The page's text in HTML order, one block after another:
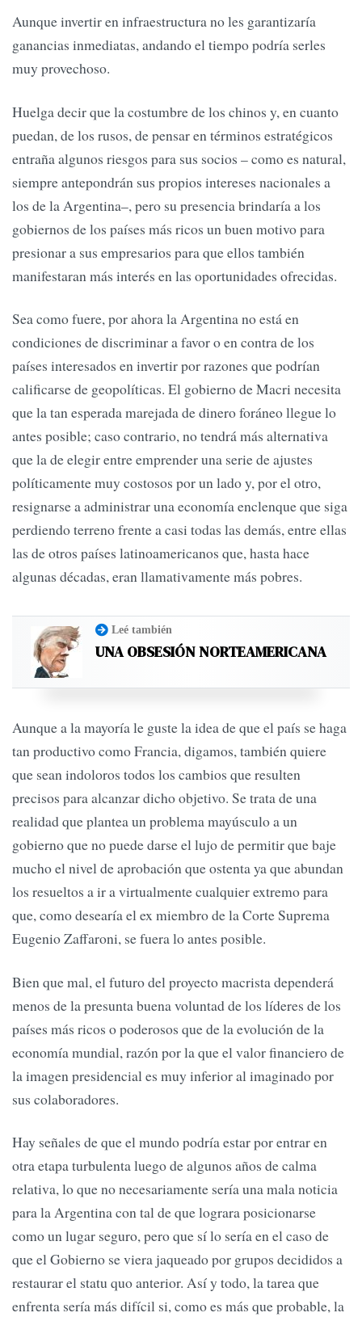
Aunque invertir en infraestructura no les garantizaría
ganancias inmediatas, andando el tiempo podría serles
muy provechoso.
Huelga decir que la costumbre de los chinos y, en cuanto
puedan, de los rusos, de pensar en términos estratégicos
entraña algunos riesgos para sus socios – como es natural,
siempre antepondrán sus propios intereses nacionales a
los de la Argentina–, pero su presencia brindaría a los
gobiernos de los países más ricos un buen motivo para
presionar a sus empresarios para que ellos también
manifestaran más interés en las oportunidades ofrecidas.
Sea como fuere, por ahora la Argentina no está en
condiciones de discriminar a favor o en contra de los
países interesados en invertir por razones que podrían
calificarse de geopolíticas. El gobierno de Macri necesita
que la tan esperada marejada de dinero foráneo llegue lo
antes posible; caso contrario, no tendrá más alternativa
que la de elegir entre emprender una serie de ajustes
políticamente muy costosos por un lado y, por el otro,
resignarse a administrar una economía enclenque que siga
perdiendo terreno frente a casi todas las demás, entre ellas
las de otros países latinoamericanos que, hasta hace
algunas décadas, eran llamativamente más pobres.
Leé también
UNA OBSESIÓN NORTEAMERICANA
Aunque a la mayoría le guste la idea de que el país se haga
tan productivo como Francia, digamos, también quiere
que sean indoloros todos los cambios que resulten
precisos para alcanzar dicho objetivo. Se trata de una
realidad que plantea un problema mayúsculo a un
gobierno que no puede darse el lujo de permitir que baje
mucho el nivel de aprobación que ostenta ya que abundan
los resueltos a ir a virtualmente cualquier extremo para
que, como desearía el ex miembro de la Corte Suprema
Eugenio Zaffaroni, se fuera lo antes posible.
Bien que mal, el futuro del proyecto macrista dependerá
menos de la presunta buena voluntad de los líderes de los
países más ricos o poderosos que de la evolución de la
economía mundial, razón por la que el valor financiero de
la imagen presidencial es muy inferior al imaginado por
sus colaboradores.
Hay señales de que el mundo podría estar por entrar en
otra etapa turbulenta luego de algunos años de calma
relativa, lo que no necesariamente sería una mala noticia
para la Argentina con tal de que lograra posicionarse
como un lugar seguro, pero que sí lo sería en el caso de
que el Gobierno se viera jaqueado por grupos decididos a
restaurar el statu quo anterior. Así y todo, la tarea que
enfrenta sería más difícil si, como es más que probable, la